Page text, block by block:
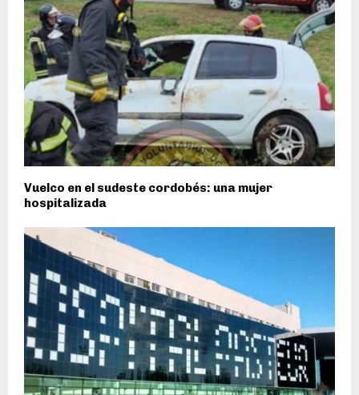
Vuelco en el sudeste cordobés: una mujer
hospitalizada